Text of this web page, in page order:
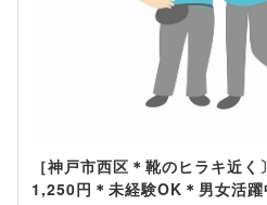
［神戸市西区＊靴のヒラキ近
1,250円＊未経験OK＊男女活躍